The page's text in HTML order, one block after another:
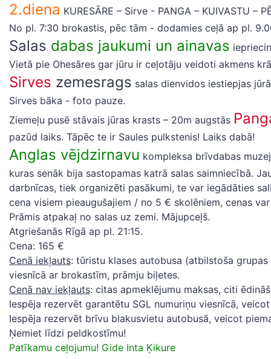
2.diena KURESĀRE – Sirve - PANGA – KUIVASTU –
No pl. 7:30 brokastis, pēc tām - dodamies ceļā ap pl.
Salas dabas jaukumi un ainavas
Vietā pie Ohesāres gar jūru ir ceļotāju veidoti akmens
Sirves zemesrags salas dienvidos iestiepjas
Sirves bāka - foto pauze.
Ziemeļu pusē stāvais jūras krasts – 20m augstās
pazūd laiks. Tāpēc te ir Saules pulkstenis! Laiks dabā!
Anglas vējdzirnavu kompleksa brīvdabas
kuras senāk bija sastopamas katrā salas saimniecībā.
darbnīcas, tiek organizēti pasākumi, te var iegādāties
cena visiem pieaugušajiem / no 5 € skolēniem, cenas
Prāmis atpakaļ no salas uz zemi. Mājupceļš.
Atgriešanās Rīgā ap pl. 21:15.
Cena: 165 €
Cenā iekļauts: tūristu klases autobusa (atbilstoša
viesnīcā ar brokastīm, prāmju biļetes.
Cenā nav iekļauts: citas apmeklējumu maksas, citi
Iespēja rezervēt garantētu SGL numuriņu viesnīcā,
Iespēja rezervēt brīvu blakusvietu autobusā, veicot
Ņemiet līdzi peldkostīmu!
Patīkamu ceļojumu! Gide Inta Ķikure